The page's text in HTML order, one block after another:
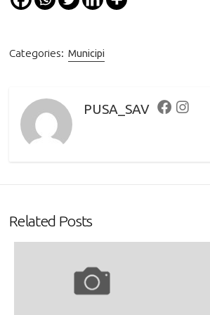
Categories: Municipi
PUSA_SAV Facebook
Related Posts